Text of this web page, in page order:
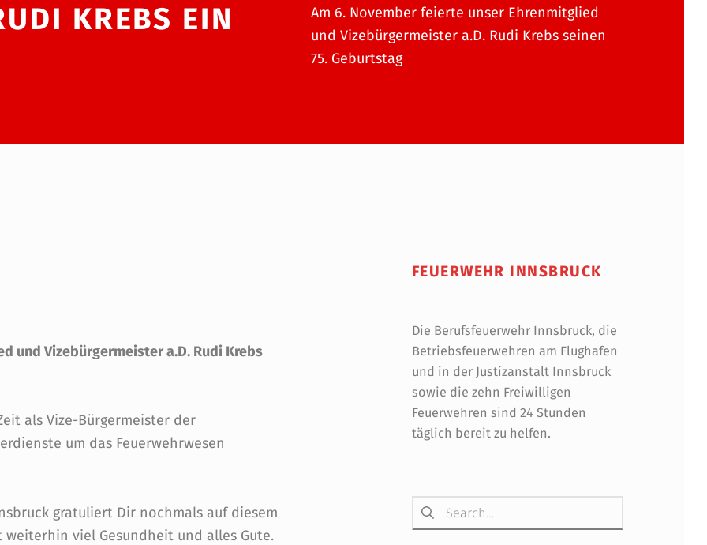
KREBS EIN
Am 6. November feierte unser Ehrenmitglied
und Vizebürgermeister a.D. Rudi Krebs seinen
75. Geburtstag
und Vizebürgermeister a.D. Rudi Krebs
als Vize-Bürgermeister der
um das Feuerwehrwesen
gratuliert Dir nochmals auf diesem
weiterhin viel Gesundheit und alles Gute.
FEUERWEHR INNSBRUCK
Die Berufsfeuerwehr Innsbruck, die
Betriebsfeuerwehren am Flughafen
und in der Justizanstalt Innsbruck
sowie die zehn Freiwilligen
Feuerwehren sind 24 Stunden
täglich bereit zu helfen.
Suchen nach: